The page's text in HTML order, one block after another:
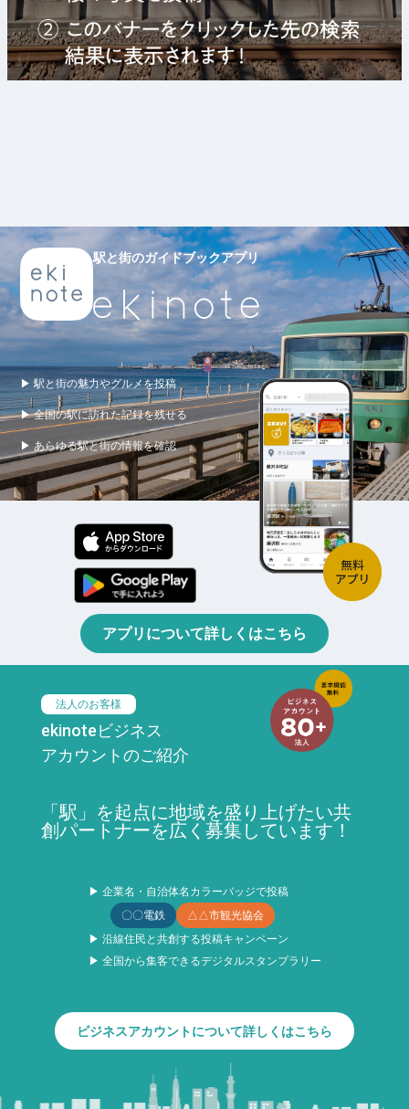
駅と街のガイドブックアプリ
▶ 駅と街の魅力やグルメを投稿
▶ 全国の駅に訪れた記録を残せる
▶ あらゆる駅と街の情報を確認
アプリについて詳しくはこちら
法人のお客様
ekinoteビジネス
アカウントのご紹介
「駅」を起点に地域を盛り上げたい共
創パートナーを広く募集しています！
▶ 企業名・自治体名カラーバッジで投稿
〇〇電鉄
△△市観光協会
▶ 沿線住民と共創する投稿キャンペーン
▶ 全国から集客できるデジタルスタンプラリー
ビジネスアカウントについて詳しくはこちら